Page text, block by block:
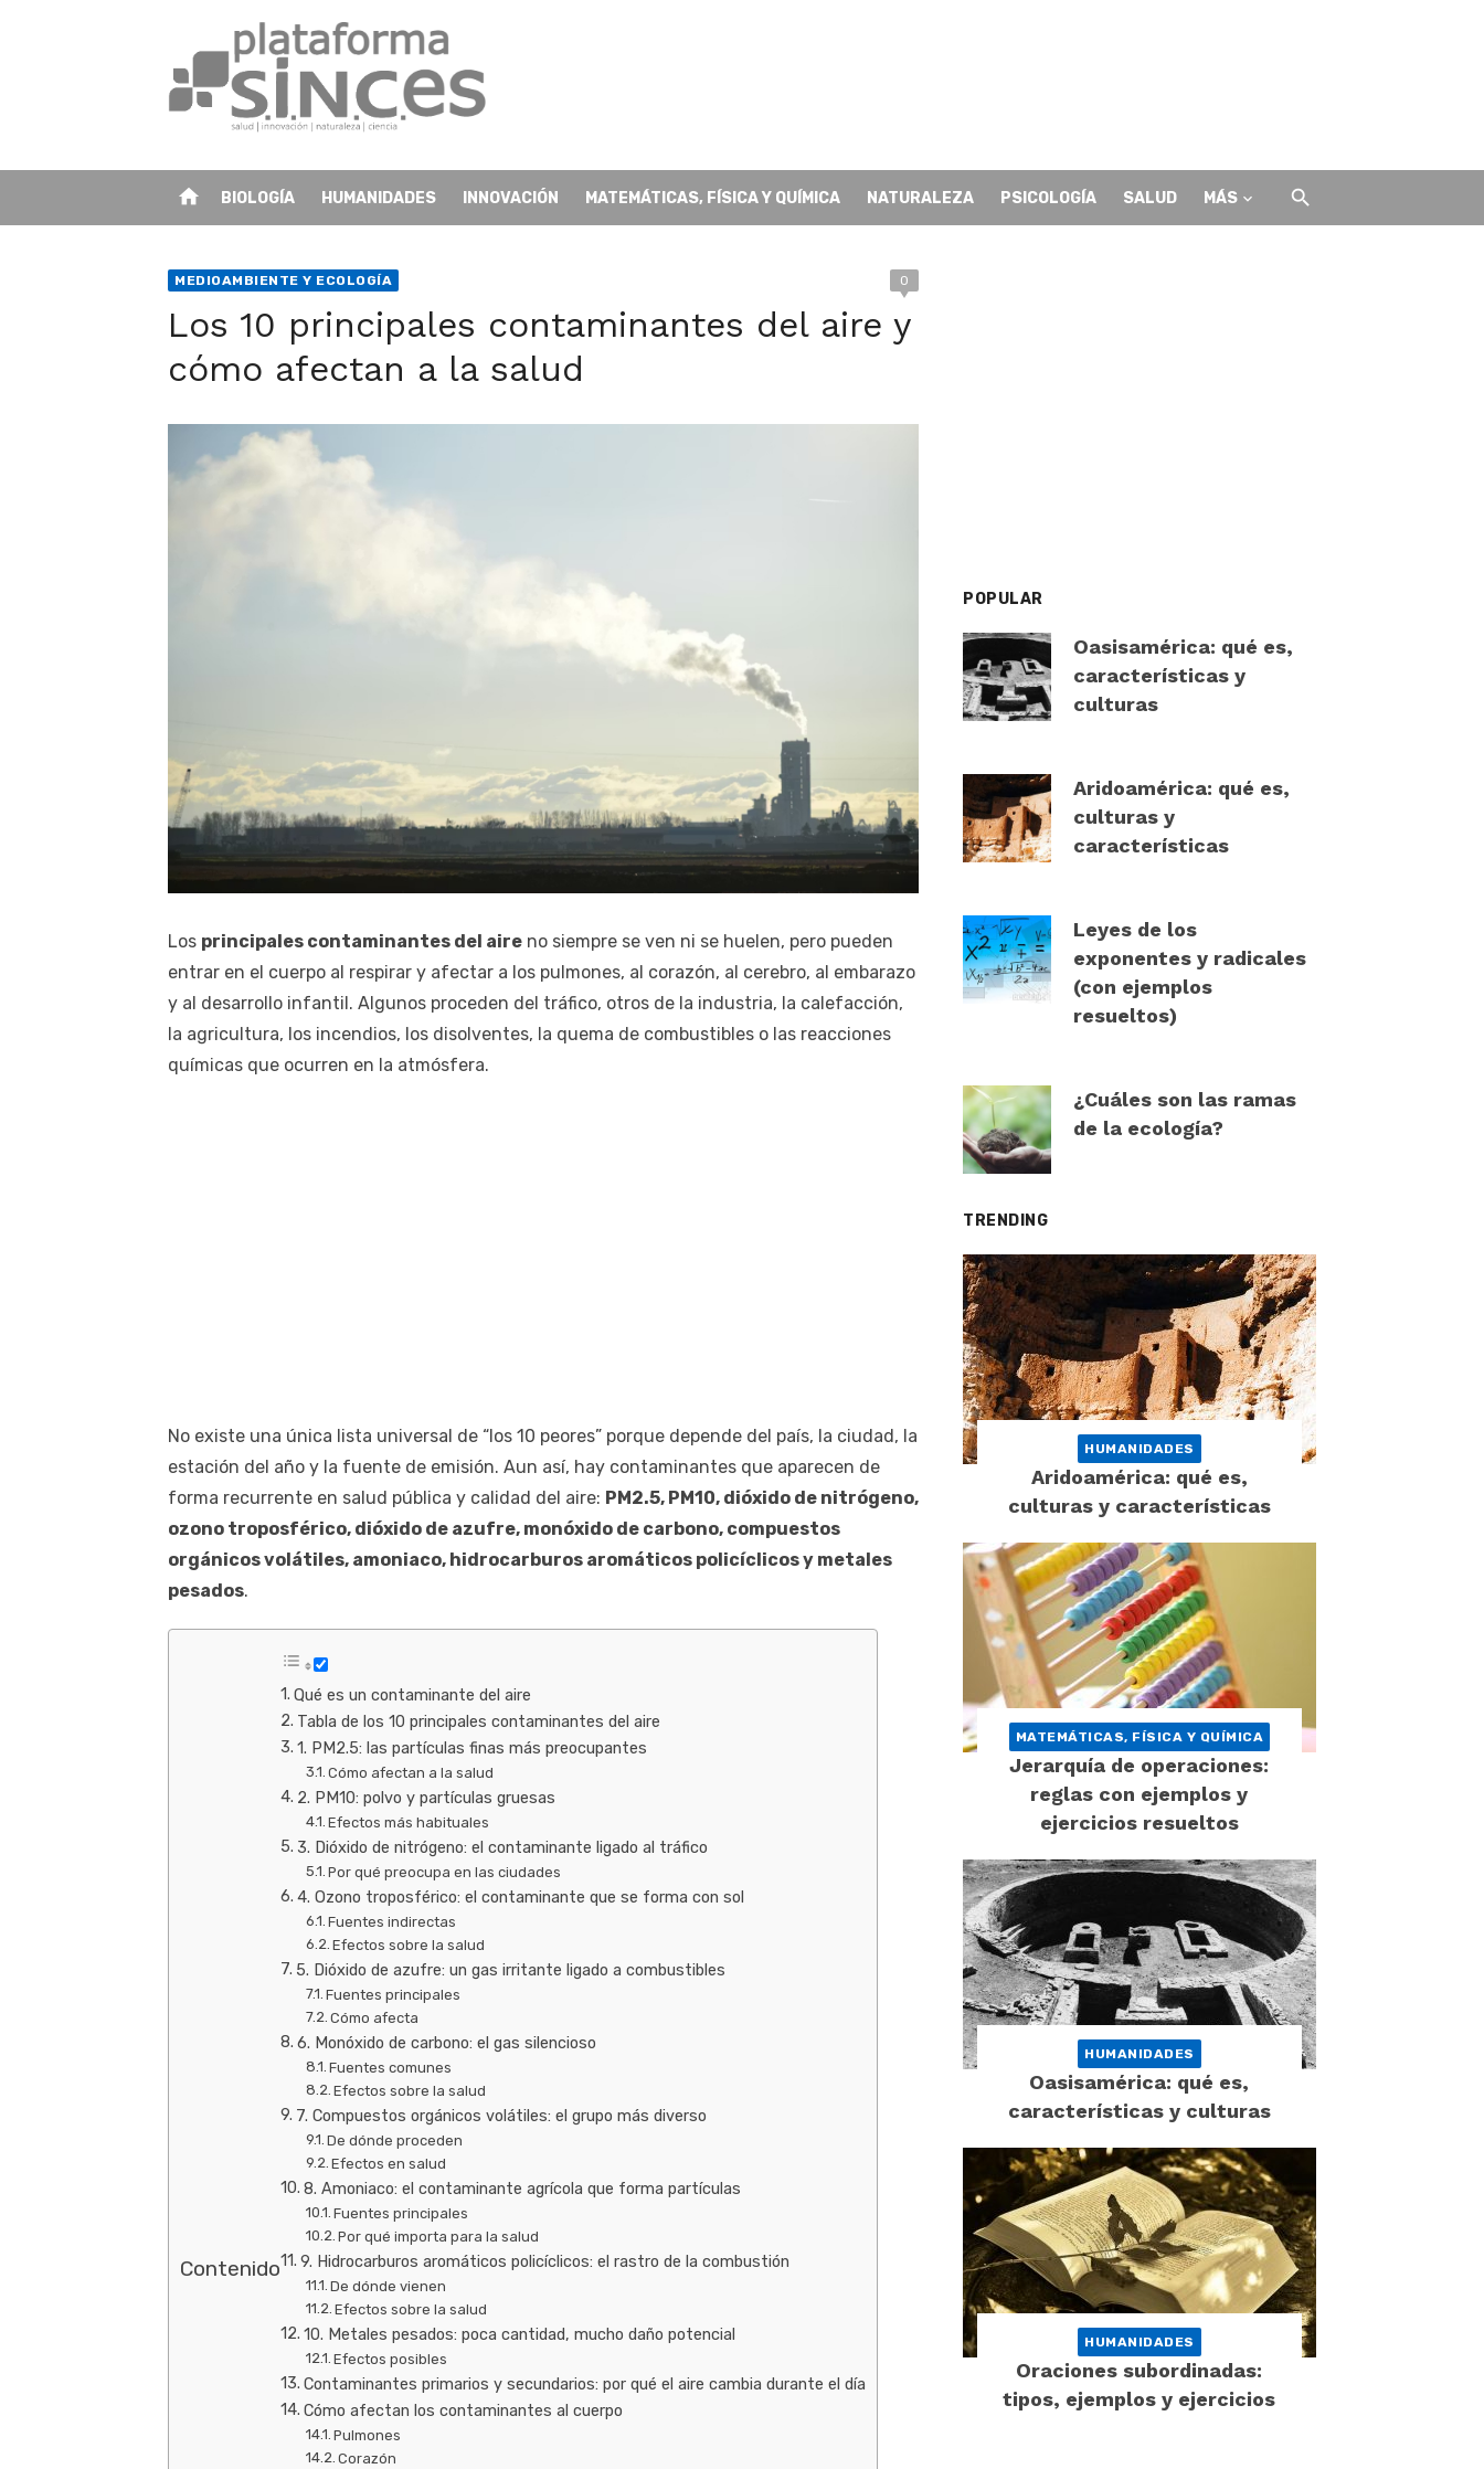
home BIOLOGÍA HUMANIDADES INNOVACIÓN MATEMÁTICAS, FÍSICA Y QUÍMICA NATURALEZA PSICOLOGÍA SALUD MÁS
MEDIOAMBIENTE Y ECOLOGÍA 0
Los 10 principales contaminantes del aire y
cómo afectan a la salud
Los principales contaminantes del aire no siempre se ven ni se huelen, pero pueden
entrar en el cuerpo al respirar y afectar a los pulmones, al corazón, al cerebro, al embarazo
y al desarrollo infantil. Algunos proceden del tráfico, otros de la industria, la calefacción,
la agricultura, los incendios, los disolventes, la quema de combustibles o las reacciones
químicas que ocurren en la atmósfera.
No existe una única lista universal de “los 10 peores” porque depende del país, la ciudad, la
estación del año y la fuente de emisión. Aun así, hay contaminantes que aparecen de
forma recurrente en salud pública y calidad del aire: PM2.5, PM10, dióxido de nitrógeno,
ozono troposférico, dióxido de azufre, monóxido de carbono, compuestos
orgánicos volátiles, amoniaco, hidrocarburos aromáticos policíclicos y metales
pesados.
Contenido
Qué es un contaminante del aire
Tabla de los 10 principales contaminantes del aire
1. PM2.5: las partículas finas más preocupantes
Cómo afectan a la salud
2. PM10: polvo y partículas gruesas
Efectos más habituales
3. Dióxido de nitrógeno: el contaminante ligado al tráfico
Por qué preocupa en las ciudades
4. Ozono troposférico: el contaminante que se forma con sol
Fuentes indirectas
Efectos sobre la salud
5. Dióxido de azufre: un gas irritante ligado a combustibles
Fuentes principales
Cómo afecta
6. Monóxido de carbono: el gas silencioso
Fuentes comunes
Efectos sobre la salud
7. Compuestos orgánicos volátiles: el grupo más diverso
De dónde proceden
Efectos en salud
8. Amoniaco: el contaminante agrícola que forma partículas
Fuentes principales
Por qué importa para la salud
9. Hidrocarburos aromáticos policíclicos: el rastro de la combustión
De dónde vienen
Efectos sobre la salud
10. Metales pesados: poca cantidad, mucho daño potencial
Efectos posibles
Contaminantes primarios y secundarios: por qué el aire cambia durante el día
Cómo afectan los contaminantes al cuerpo
Pulmones
Corazón
POPULAR
Oasisamérica: qué es,
características y
culturas
Aridoamérica: qué es,
culturas y
características
Leyes de los
exponentes y radicales
(con ejemplos
resueltos)
¿Cuáles son las ramas
de la ecología?
TRENDING
HUMANIDADES
Aridoamérica: qué es,
culturas y características
MATEMÁTICAS, FÍSICA Y QUÍMICA
Jerarquía de operaciones:
reglas con ejemplos y
ejercicios resueltos
HUMANIDADES
Oasisamérica: qué es,
características y culturas
HUMANIDADES
Oraciones subordinadas:
tipos, ejemplos y ejercicios